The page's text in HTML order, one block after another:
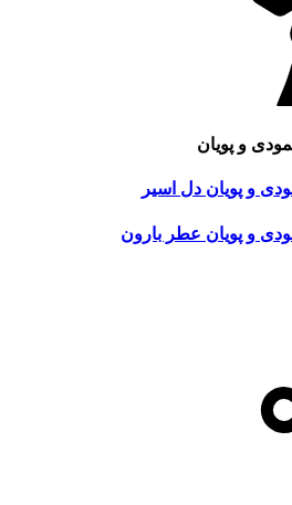
و پویان
و پویان دل اسیر
و پویان عطر بارون